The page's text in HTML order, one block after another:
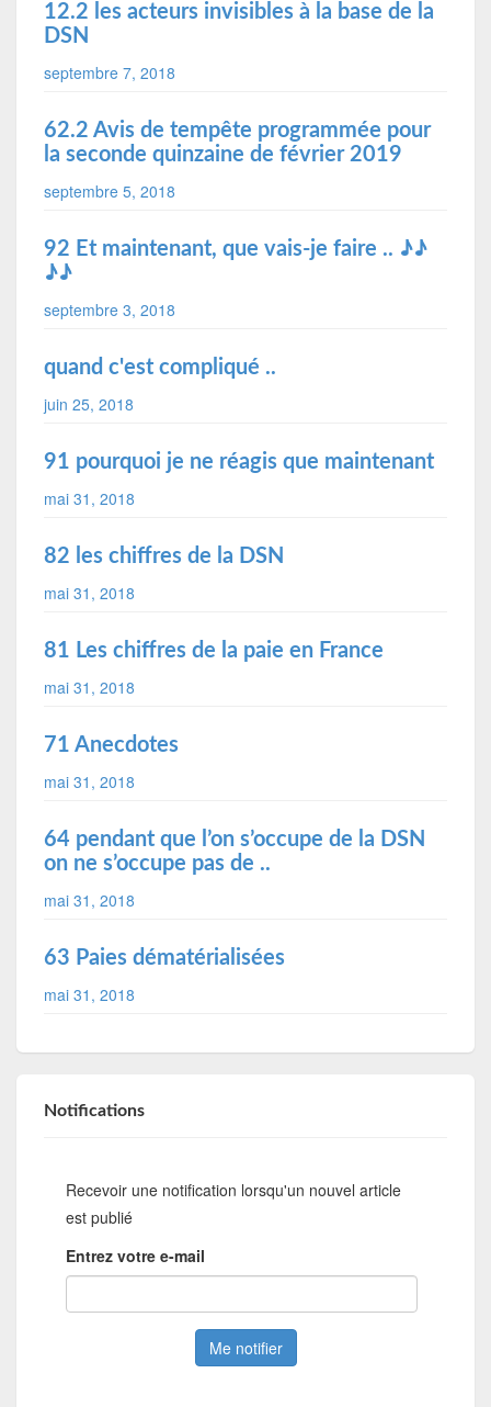
12.2 les acteurs invisibles à la base de la
DSN
septembre 7, 2018
62.2 Avis de tempête programmée pour
la seconde quinzaine de février 2019
septembre 5, 2018
92 Et maintenant, que vais-je faire .. ♪♪
♪♪
septembre 3, 2018
quand c'est compliqué ..
juin 25, 2018
91 pourquoi je ne réagis que maintenant
mai 31, 2018
82 les chiffres de la DSN
mai 31, 2018
81 Les chiffres de la paie en France
mai 31, 2018
71 Anecdotes
mai 31, 2018
64 pendant que l’on s’occupe de la DSN
on ne s’occupe pas de ..
mai 31, 2018
63 Paies dématérialisées
mai 31, 2018
Notifications
Recevoir une notification lorsqu'un nouvel article
est publié
Entrez votre e-mail